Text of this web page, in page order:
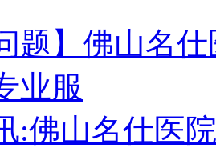
题】佛山名
业服
:佛山名仕医